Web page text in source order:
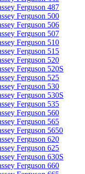
Ferguson 487
Ferguson 500
Ferguson 506
Ferguson 507
Ferguson 510
Ferguson 515
Ferguson 520
Ferguson 520S
Ferguson 525
Ferguson 530
Ferguson 530S
Ferguson 535
Ferguson 560
Ferguson 565
Ferguson 5650
Ferguson 620
Ferguson 625
Ferguson 630S
Ferguson 660